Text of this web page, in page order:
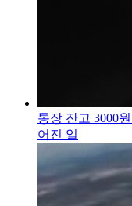
통장 잔고 3000
어진 일